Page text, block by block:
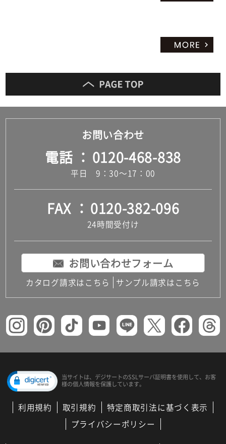
お問い合わせ
電話 0120-468-838
平日 9：30～17：00
FAX 0120-382-096
24時間受付け
お問い合わせフォーム
カタログ請求はこちら サンプル請求はこちら
当サイトは、デジサートのSSLサーバ証明書を使用して、 お客
様の個人情報を保護しています。
利用規約 取引規約
特定商取引法に基づく表示
プライバシーポリシー